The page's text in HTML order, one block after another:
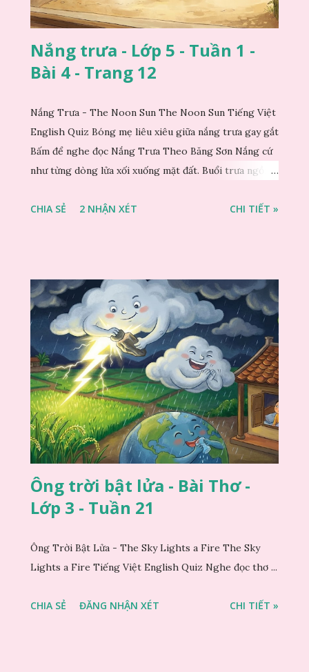
Nắng trưa - Lớp 5 - Tuần 1 -
Bài 4 - Trang 12
Nắng Trưa - The Noon Sun The Noon Sun Tiếng Việt
English Quiz Bóng mẹ liêu xiêu giữa nắng trưa gay gắt
Bấm để nghe đọc Nắng Trưa Theo Băng Sơn Nắng cứ
như từng dòng lửa xối xuống mặt đất. Buổi trưa ngồi
CHIA SẺ 2 NHẬN XÉT CHI TIẾT »
Ông trời bật lửa - Bài Thơ -
Lớp 3 - Tuần 21
Ông Trời Bật Lửa - The Sky Lights a Fire The Sky
Lights a Fire Tiếng Việt English Quiz Nghe đọc thơ ...
CHIA SẺ ĐĂNG NHẬN XÉT CHI TIẾT »